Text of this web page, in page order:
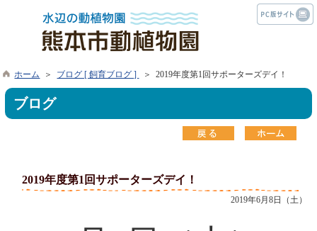
ホーム ＞ ブログ [ 飼育ブログ ] ＞ 2019年度第1回サポーターズデイ！
ブログ
2019年度第1回サポーターズデイ！
2019年6月8日（土）